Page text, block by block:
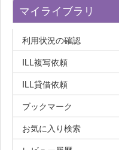
マイライブラリ
利用状況の確認
ILL複写依頼
ILL貸借依頼
ブックマーク
お気に入り検索